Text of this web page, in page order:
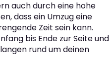
auch durch eine hohe
dass ein Umzug eine
Zeit sein kann.
bis Ende zur Seite und
rund um deinen